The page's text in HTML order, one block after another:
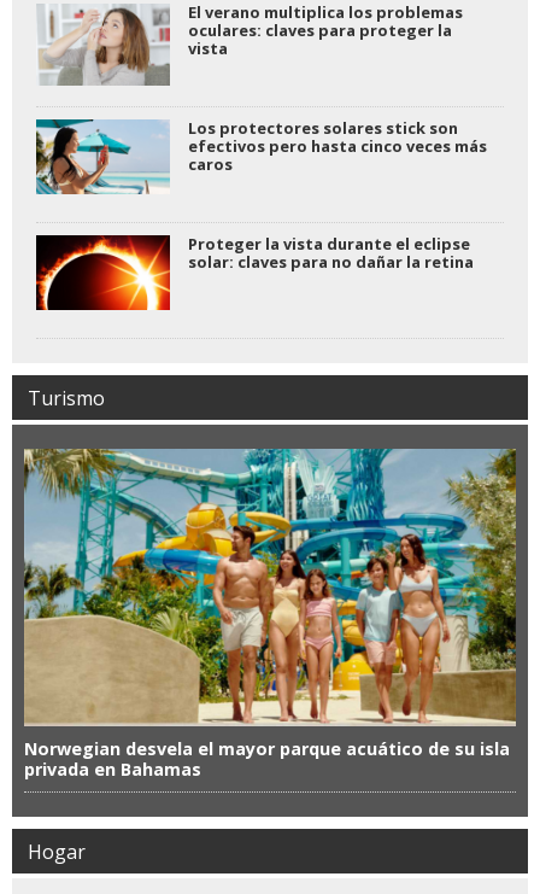
El verano multiplica los problemas
oculares: claves para proteger la
vista
Los protectores solares stick son
efectivos pero hasta cinco veces más
caros
Proteger la vista durante el eclipse
solar: claves para no dañar la retina
Turismo
Norwegian desvela el mayor parque acuático de su isla
privada en Bahamas
Hogar